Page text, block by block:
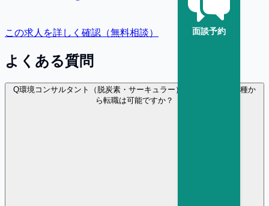
面談予約
この求人を詳しく確認（無料相談）
よくある質問
Q環境コンサルタント（脱炭素・サーキュラー） に異業種・異職種か
ら転職は可能ですか？